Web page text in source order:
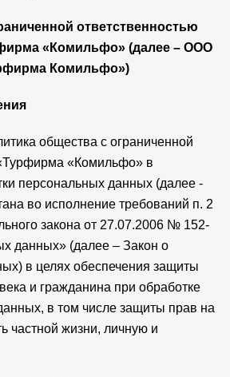
ответственностью
«Комильфо» (далее – ООО
Комильфо»)
общества с ограниченной
«Комильфо» в
персональных данных (далее -
во исполнение требований п. 2
закона от 27.07.2006 № 152-
данных» (далее – Закон о
в целях обеспечения защиты
и гражданина при обработке
в том числе защиты прав на
частной жизни, личную и